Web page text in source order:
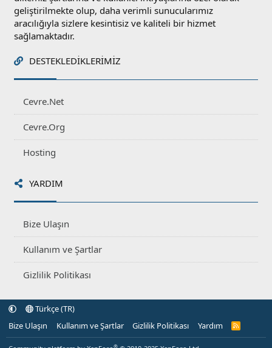
geliştirilmekte olup, daha verimli sunucularımız
aracılığıyla sizlere kesintisiz ve kaliteli bir hizmet
sağlamaktadır.
DESTEKLEDIKLERIMIZ
Cevre.Net
Cevre.Org
Hosting
YARDIM
Bize Ulaşın
Kullanım ve Şartlar
Gizlilik Politikası
Türkçe (TR)
Bize Ulaşın
Kullanım ve Şartlar Gizlilik Politikası Yardım
R
®